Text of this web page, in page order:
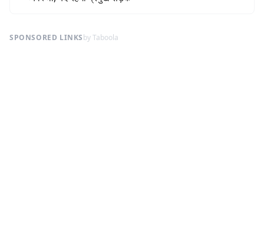
SPONSORED LINKSby Taboola